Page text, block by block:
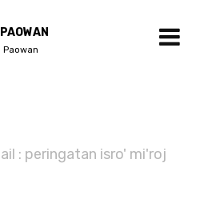
Paowan
: peringatan isro' mi'roj